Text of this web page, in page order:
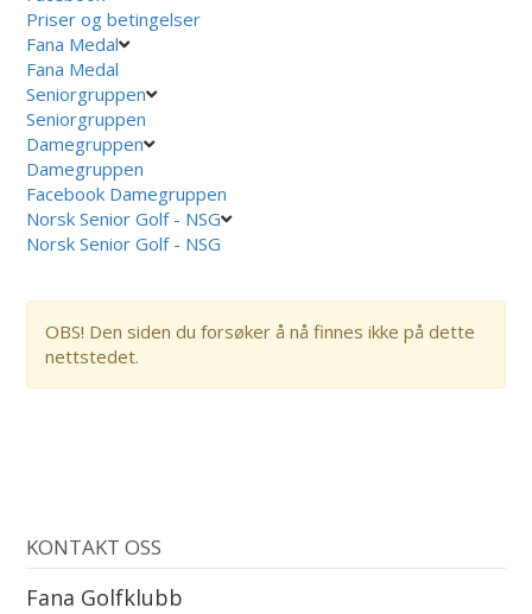
Priser og betingelser
Fana Medal
Fana Medal
Seniorgruppen
Seniorgruppen
Damegruppen
Damegruppen
Facebook Damegruppen
Norsk Senior Golf - NSG
Norsk Senior Golf - NSG
OBS! Den siden du forsøker å nå finnes ikke på dette
nettstedet.
KONTAKT OSS
Fana Golfklubb